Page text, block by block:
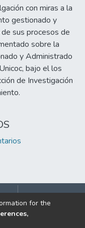
con miras a la
gestionado y
sus procesos de
sobre la
y Administrado
bajo el los
de Investigación
for the